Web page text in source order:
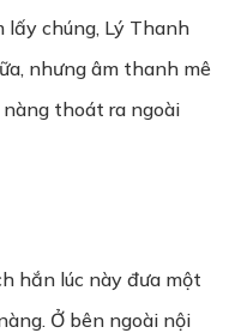
lấy chúng, Lý Thanh
nhưng âm thanh mê
thoát ra ngoài
hắn lúc này đưa một
Ở bên ngoài nội